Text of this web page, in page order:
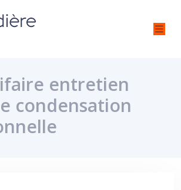
entretien
condensation